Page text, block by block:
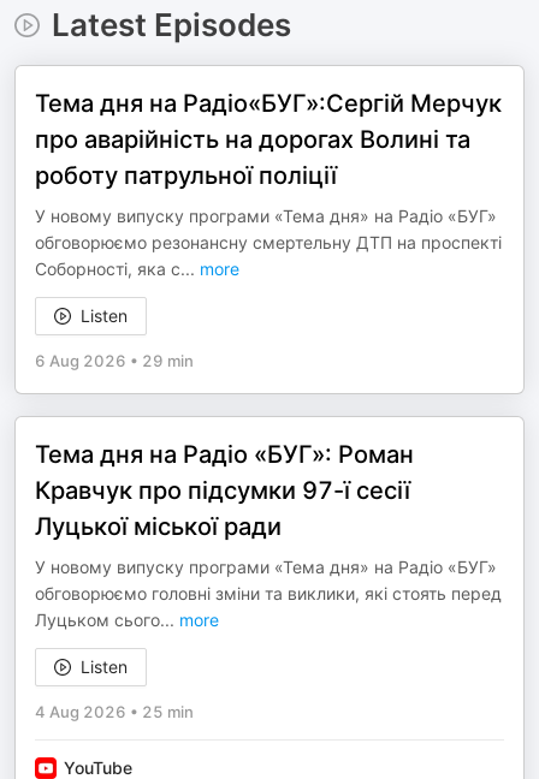
Latest Episodes
Тема дня на Радіо«БУГ»:Сергій Мерчук
про аварійність на дорогах Волині та
роботу патрульної поліції
У новому випуску програми «Тема дня» на Радіо «БУГ»
обговорюємо резонансну смертельну ДТП на проспекті
Соборності, яка с... more
Listen
6 Aug 2026 • 29 min
Тема дня на Радіо «БУГ»: Роман
Кравчук про підсумки 97-ї сесії
Луцької міської ради
У новому випуску програми «Тема дня» на Радіо «БУГ»
обговорюємо головні зміни та виклики, які стоять перед
Луцьком сього... more
Listen
4 Aug 2026 • 25 min
YouTube